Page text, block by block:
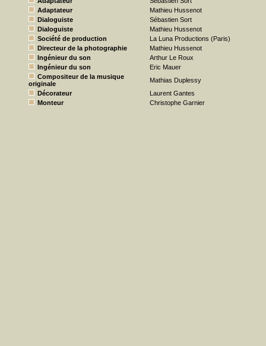
Adaptateur
Mathieu Hussenot
Dialoguiste
Sébastien Sort
Dialoguiste
Mathieu Hussenot
Société de production
La Luna Productions (Paris)
Directeur de la photographie
Mathieu Hussenot
Ingénieur du son
Arthur Le Roux
Ingénieur du son
Eric Mauer
Compositeur de la musique
originale
Mathias Duplessy
Décorateur
Laurent Gantes
Monteur
Christophe Garnier